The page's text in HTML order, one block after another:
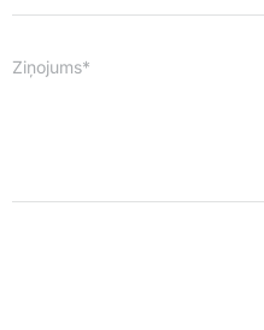
Ziņojums*